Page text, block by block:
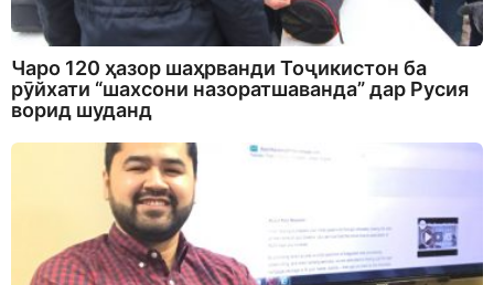
Чаро 120 ҳазор шаҳрванди Тоҷикистон ба
рӯйхати “шахсони назоратшаванда” дар Русия
ворид шуданд